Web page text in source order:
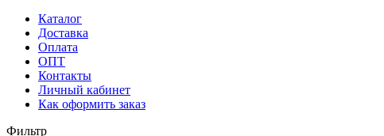
Каталог
Доставка
Оплата
ОПТ
Контакты
Личный кабинет
Как оформить заказ
Фильтр